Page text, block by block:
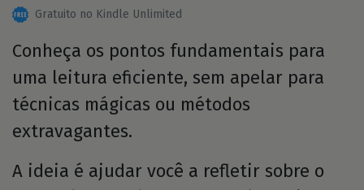
Gratuito no Kindle Unlimited
Conheça os pontos fundamentais para
uma leitura eficiente, sem apelar para
técnicas mágicas ou métodos
extravagantes.
A ideia é ajudar você a refletir sobre o